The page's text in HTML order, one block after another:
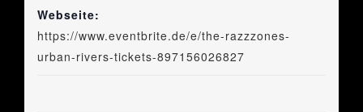
Webseite:
https://www.eventbrite.de/e/the-razzzones-
urban-rivers-tickets-897156026827